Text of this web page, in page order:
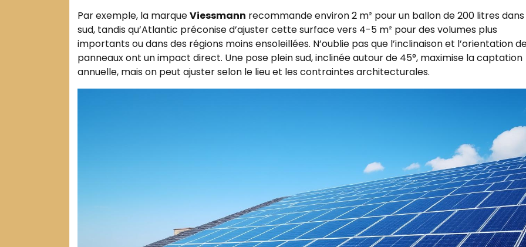
Par exemple, la marqueViessmann recommande environ 2 m² pour un ballon de 200 litres
sud, tandis qu’Atlantic préconise d’ajuster cette surface vers 4-5 m² pour des volumes plus
importants ou dans des régions moins ensoleillées. N’oublie pas que l’inclinaison et l’orientation
panneaux ont un impact direct. Une pose plein sud, inclinée autour de 45°, maximise la captation
annuelle, mais on peut ajuster selon le lieu et les contraintes architecturales.